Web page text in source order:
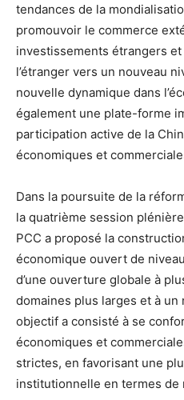
tendances de la
promouvoir le commerce
investissements étrangers
l’étranger vers un nouveau
nouvelle dynamique dans
également une plate-forme
participation active de la
économiques et
Dans la poursuite de la
la quatrième session
PCC a proposé la
économique ouvert de
d’une ouverture globale à
domaines plus larges et à
objectif a consisté à se
économiques et
strictes, en favorisant une
institutionnelle en termes de